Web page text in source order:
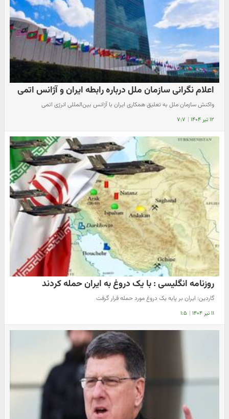
اعلام نگرانی سازمان ملل درباره رابطه ایران و آژانس اتمی
واکنش سازمان ملل به تعلیق همکاری ایران با آژانس بین‌المللی انرژی اتمی
۱۲ تیر ۱۴۰۴ | ۷:۷
روزنامه انگلیسی : با یک دروغ به ایران حمله کردند
گاردین: ایران بر پایه یک دروغ مورد حمله قرار گرفت
۱۱ تیر ۱۴۰۴ | ۱:۵